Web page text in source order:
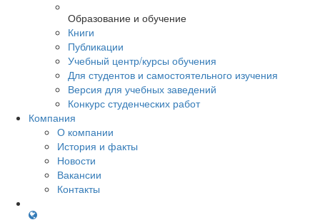
Образование и обучение
Книги
Публикации
Учебный центр/курсы обучения
Для студентов и самостоятельного изучения
Версия для учебных заведений
Конкурс студенческих работ
Компания
О компании
История и факты
Новости
Вакансии
Контакты